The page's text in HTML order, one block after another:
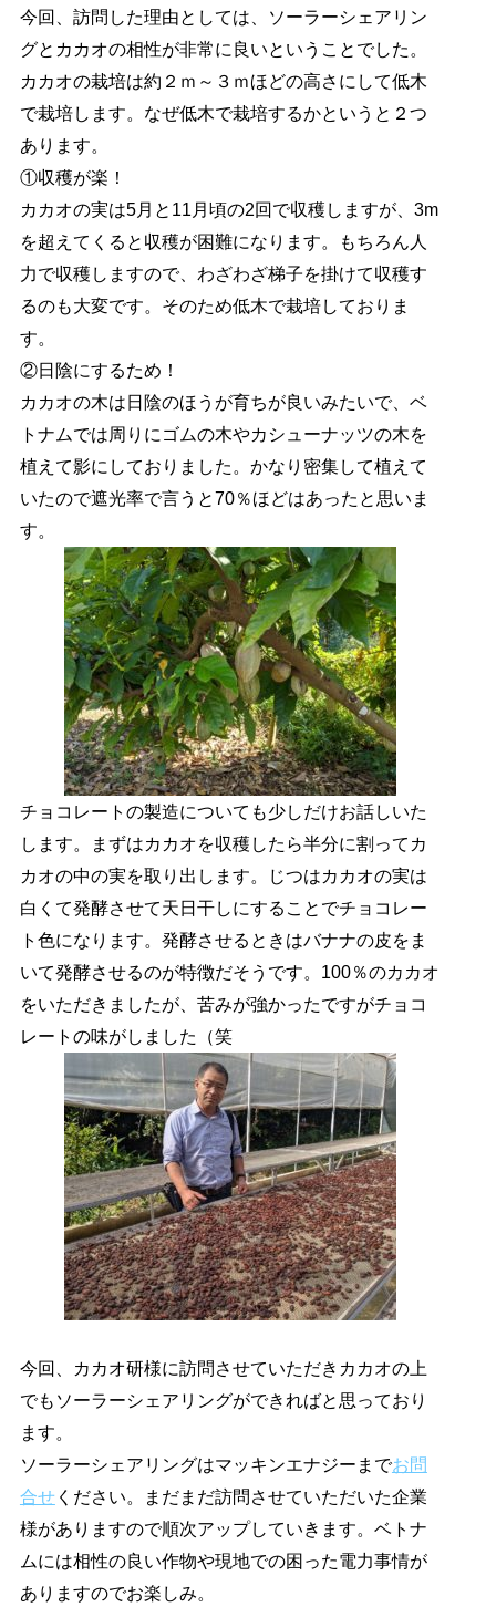
今回、訪問した理由としては、ソーラーシェアリン
グとカカオの相性が非常に良いということでした。
カカオの栽培は約２ｍ～３ｍほどの高さにして低木
で栽培します。なぜ低木で栽培するかというと２つ
あります。
①収穫が楽！
カカオの実は5月と11月頃の2回で収穫しますが、3m
を超えてくると収穫が困難になります。もちろん人
力で収穫しますので、わざわざ梯子を掛けて収穫す
るのも大変です。そのため低木で栽培しておりま
す。
②日陰にするため！
カカオの木は日陰のほうが育ちが良いみたいで、ベ
トナムでは周りにゴムの木やカシューナッツの木を
植えて影にしておりました。かなり密集して植えて
いたので遮光率で言うと70％ほどはあったと思いま
す。
チョコレートの製造についても少しだけお話しいた
します。まずはカカオを収穫したら半分に割ってカ
カオの中の実を取り出します。じつはカカオの実は
白くて発酵させて天日干しにすることでチョコレー
ト色になります。発酵させるときはバナナの皮をま
いて発酵させるのが特徴だそうです。100％のカカオ
をいただきましたが、苦みが強かったですがチョコ
レートの味がしました（笑
今回、カカオ研様に訪問させていただきカカオの上
でもソーラーシェアリングができればと思っており
ます。
ソーラーシェアリングはマッキンエナジーまでお問
合せください。まだまだ訪問させていただいた企業
様がありますので順次アップしていきます。ベトナ
ムには相性の良い作物や現地での困った電力事情が
ありますのでお楽しみ。